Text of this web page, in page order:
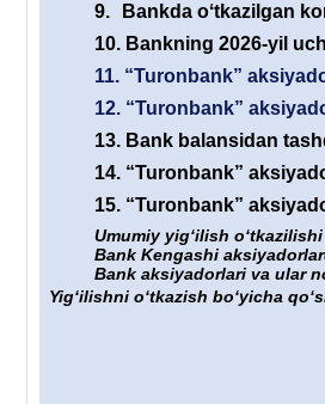
9.
Bankda oʻtkazilgan
10. Bankning 2026-yil
11. “Turonbank”
12. “Turonbank”
13. Bank balansidan
14. “Turonbank”
15. “Turonbank”
Umumiy yigʻilish
Bank Kengashi
Bank aksiyadorlari va ular
Yigʻilishni oʻtkazish boʻyicha